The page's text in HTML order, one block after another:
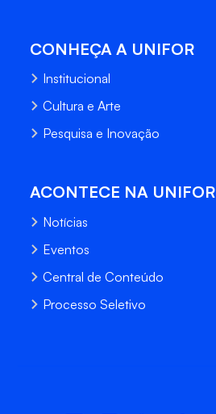
CONHEÇA A UNIFOR
Institucional
Cultura e Arte
Pesquisa e Inovação
ACONTECE NA UNIFOR
Notícias
Eventos
Central de Conteúdo
Processo Seletivo